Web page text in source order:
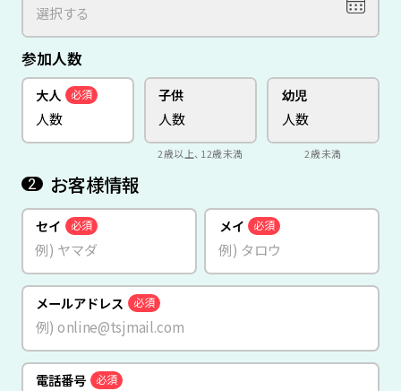
参加人数
大人 必須 子供
2歳以上、12歳未満
幼児
2歳未満
2 お客様情報
セイ 必須 メイ 必須
メールアドレス 必須
電話番号 必須